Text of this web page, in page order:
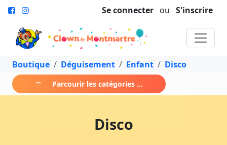
Se connecter ou S'inscrire
Boutique Déguisement Enfant Disco
Parcourir les catégories ...
Disco